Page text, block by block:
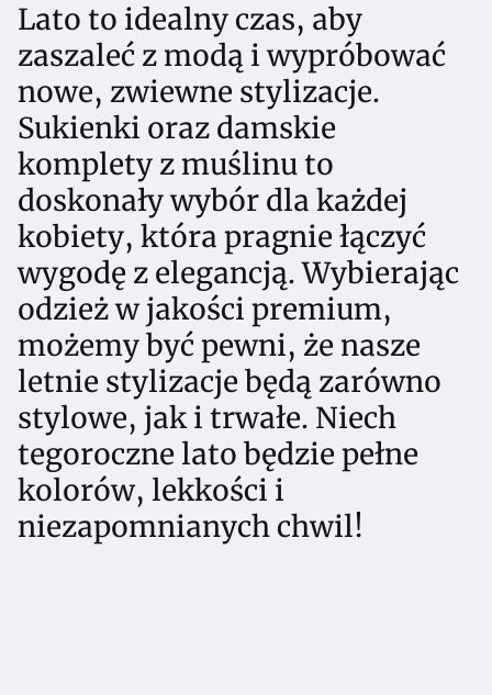
Lato to idealny czas, aby
zaszaleć z modą i wypróbować
nowe, zwiewne stylizacje.
Sukienki oraz damskie
komplety z muślinu to
doskonały wybór dla każdej
kobiety, która pragnie łączyć
wygodę z elegancją. Wybierając
odzież w jakości premium,
możemy być pewni, że nasze
letnie stylizacje będą zarówno
stylowe, jak i trwałe. Niech
tegoroczne lato będzie pełne
kolorów, lekkości i
niezapomnianych chwil!